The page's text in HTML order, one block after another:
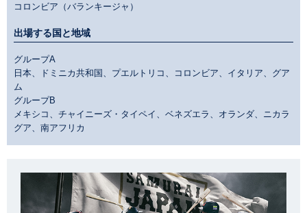
コロンビア（バランキージャ）
出場する国と地域
グループA
日本、ドミニカ共和国、プエルトリコ、コロンビア、イタリア、グア
ム
グループB
メキシコ、チャイニーズ・タイペイ、ベネズエラ、オランダ、ニカラ
グア、南アフリカ